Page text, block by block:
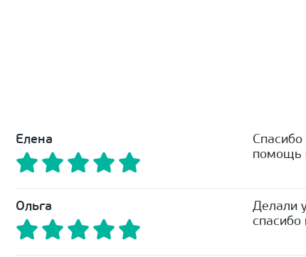
Елена
помощь
Ольга
Делали
спасибо